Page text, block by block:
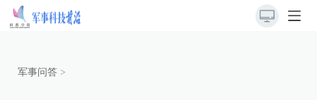
军事问答 >